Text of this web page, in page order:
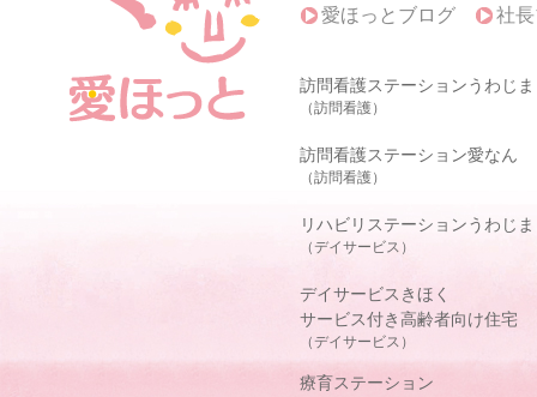
愛ほっとブログ 社
訪問看護ステーションうわじま
（訪問看護）
訪問看護ステーション愛なん
（訪問看護）
リハビリステーションうわじま
（デイサービス）
デイサービスきほく
サービス付き高齢者向け住宅
（デイサービス）
療育ステーション